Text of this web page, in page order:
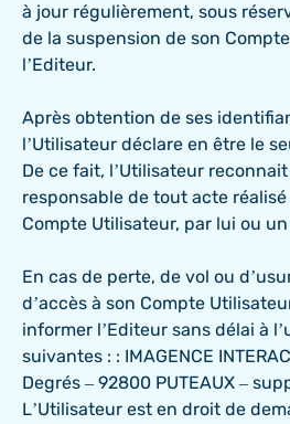
à jour régulièrement, sous
de la suspension de son
l’Editeur.
Après obtention de ses
l’Utilisateur déclare en être le
De ce fait, l’Utilisateur
responsable de tout acte
Compte Utilisateur, par lui ou
En cas de perte, de vol ou
d’accès à son Compte
informer l’Editeur sans délai à
suivantes : : IMAGENCE
Degrés – 92800 PUTEAUX –
L’Utilisateur est en droit de